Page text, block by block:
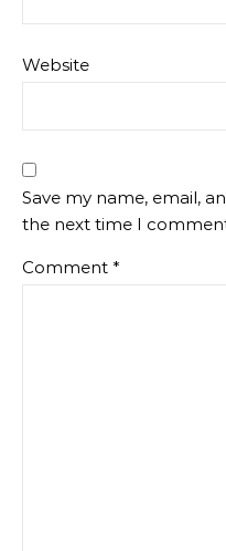
Website
Save my name, email,
the next time I
Comment *